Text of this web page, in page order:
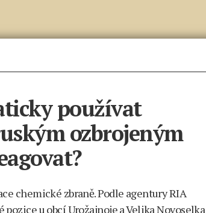
používat
ozbrojeným
chemické zbraně. Podle agentury RIA
u obcí Urožajnoje a Velika Novoselka